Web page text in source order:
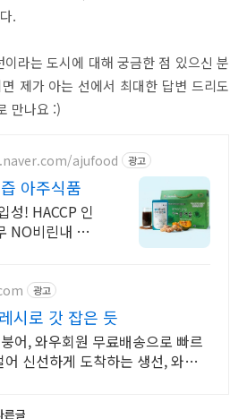
.
라는 도시에 대해 궁금한 점 있으신 분
제가 아는 선에서 최대한 답변 드리도
만나요 :)
ajufood 광고
아주식품
성! HACCP 인
비린내 깔끔
광고
시로 갓 잡은 듯
어, 와우회원 무료배송으로 빠르
신선하게 도착하는 생선, 와우
글